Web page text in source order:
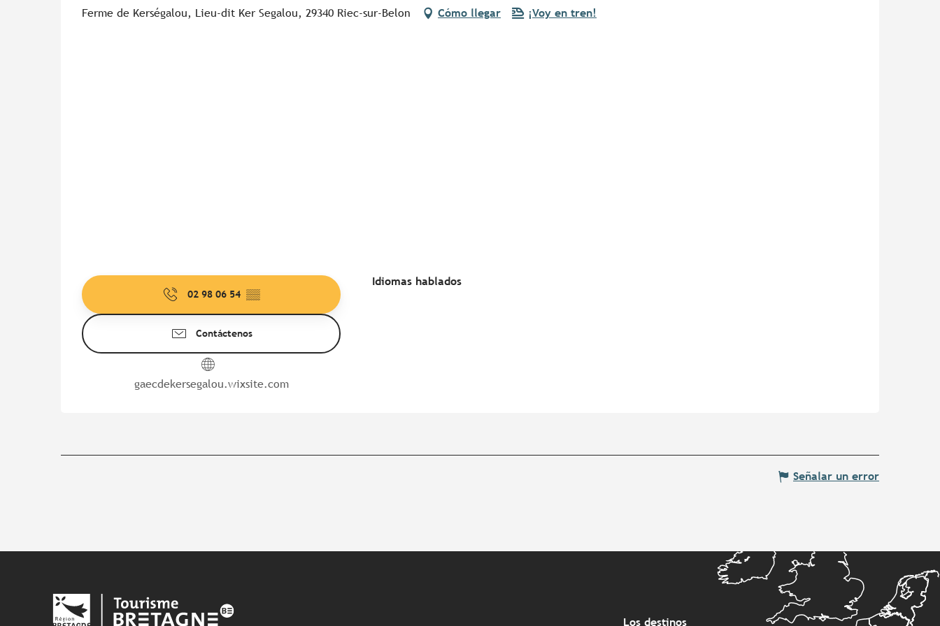
Ferme de Kerségalou, Lieu-dit Ker Segalou, 29340 Riec-sur-Belon Cómo llegar ¡Voy en tren!
02 98 06 54 ▒▒
Contáctenos
gaecdekersegalou.wixsite.com
Idiomas hablados
Idiomas hablados
Señalar un error
Los destinos